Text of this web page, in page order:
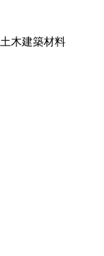
土木建築材料